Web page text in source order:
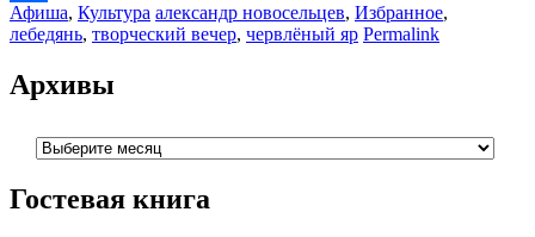
Отправить
Афиша, Культура александр новосельцев, Избранное,
лебедянь, творческий вечер, червлёный яр Permalink
Архивы
Архивы
Гостевая книга